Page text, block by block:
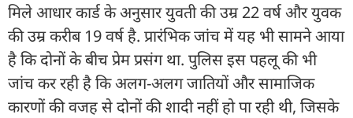
मिले आधार कार्ड के अनुसार युवती की उम्र 22 वर्ष और युवक
की उम्र करीब 19 वर्ष है. प्रारंभिक जांच में यह भी सामने आया
है कि दोनों के बीच प्रेम प्रसंग था. पुलिस इस पहलू की भी
जांच कर रही है कि अलग-अलग जातियों और सामाजिक
कारणों की वजह से दोनों की शादी नहीं हो पा रही थी, जिसके